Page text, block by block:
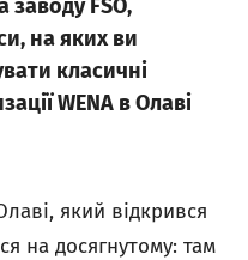
FSO,
на яких ви
класичні
WENA в Олаві
який відкрився
на досягнутому: там